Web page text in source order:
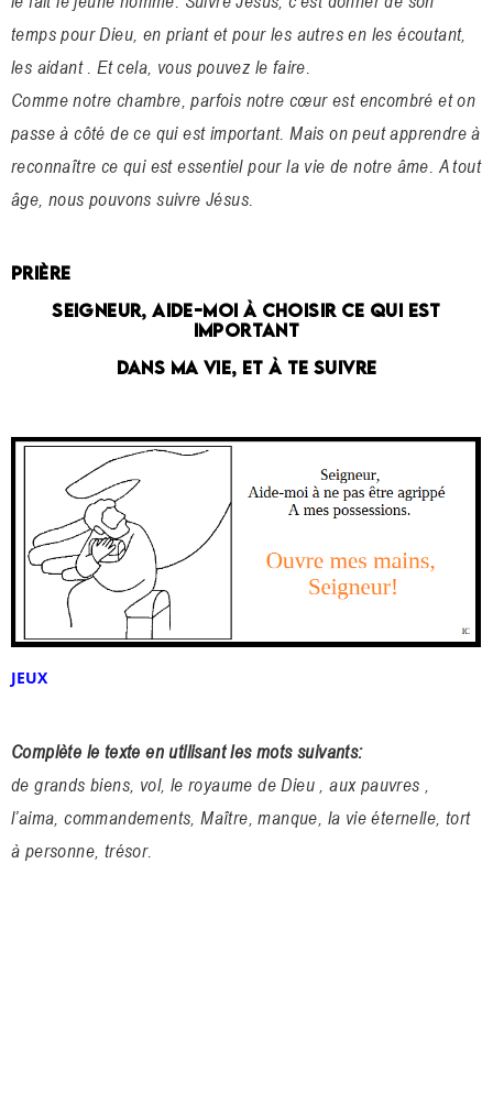
temps pour Dieu, en priant et pour les autres en les écoutant,
les aidant . Et cela, vous pouvez le faire.
Comme notre chambre, parfois notre cœur est encombré et on
passe à côté de ce qui est important. Mais on peut apprendre à
reconnaître ce qui est essentiel pour la vie de notre âme. A tout
âge, nous pouvons suivre Jésus.
PRIÈRE
SEIGNEUR, AIDE-MOI À CHOISIR CE QUI EST
IMPORTANT
DANS MA VIE, ET À TE SUIVRE
JEUX
Complète le texte en utilisant les mots suivants:
de grands biens, vol, le royaume de Dieu , aux pauvres ,
l’aima, commandements, Maître, manque, la vie éternelle, tort
à personne, trésor.